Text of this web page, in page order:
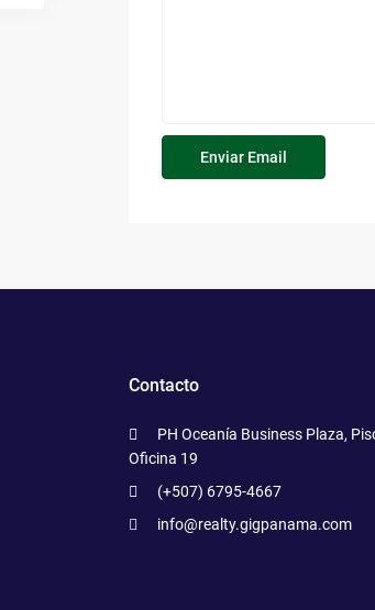
Contacto
PH Oceanía Business Plaza,
Oficina 19
(+507) 6795-4667
info@realty.gigpanama.com